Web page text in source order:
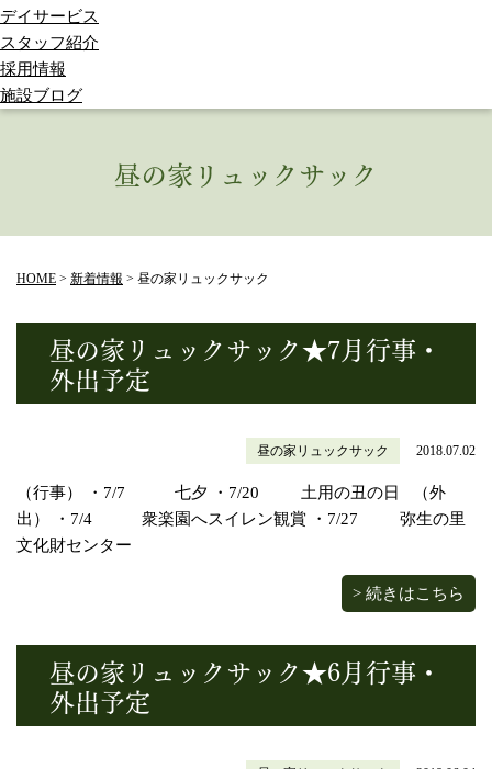
デイサービス
スタッフ紹介
採用情報
施設ブログ
昼の家リュックサック
HOME > 新着情報 > 昼の家リュックサック
昼の家リュックサック★7月行事・
外出予定
昼の家リュックサック 2018.07.02
（行事） ・7/7 七夕 ・7/20 土用の丑の日 （外
出） ・7/4 衆楽園へスイレン観賞 ・7/27 弥生の里
文化財センター
> 続きはこちら
昼の家リュックサック★6月行事・
外出予定